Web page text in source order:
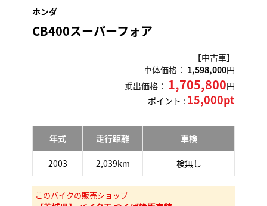
ホンダ
CB400スーパーフォア
【中古車】
車体価格： 1,598,000円
乗出価格： 1,705,800円
ポイント : 15,000pt
年式 走行距離 車検
2003 2,039km 検無し
このバイクの販売ショップ